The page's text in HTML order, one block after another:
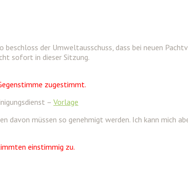
beschloss der Umweltausschuss, dass bei neuen
sofort in dieser Sitzung.
zugestimmt.
– Vorlage
müssen so genehmigt werden. Ich kann mich
einstimmig zu.